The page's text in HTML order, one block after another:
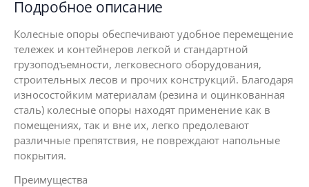
Подробное описание
Колесные опоры обеспечивают удобное перемещение
тележек и контейнеров легкой и стандартной
грузоподъемности, легковесного оборудования,
строительных лесов и прочих конструкций. Благодаря
износостойким материалам (резина и оцинкованная
сталь) колесные опоры находят применение как в
помещениях, так и вне их, легко предолевают
различные препятствия, не повреждают напольные
покрытия.
Преимущества